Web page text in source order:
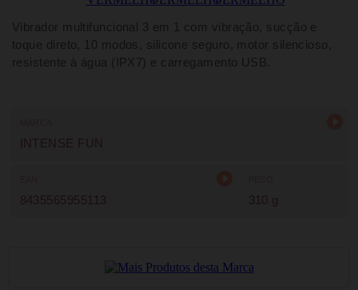
Vibrador multifuncional 3 em 1 com vibração, sucção e
toque direto, 10 modos, silicone seguro, motor silencioso,
resistente à água (IPX7) e carregamento USB.
INTENSE FUN
8435565955113 310 g